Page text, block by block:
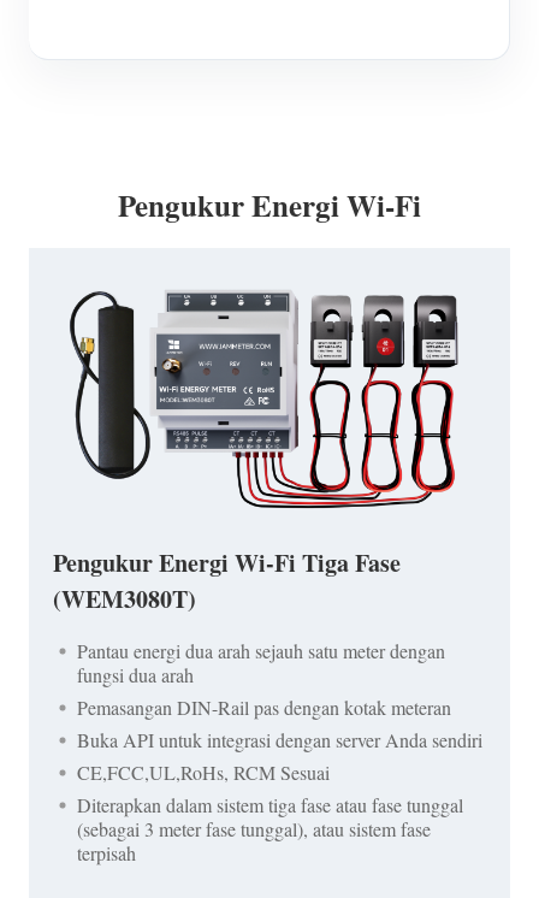
Pengukur Energi Wi-Fi
Pengukur Energi Wi-Fi Tiga Fase
(WEM3080T)
Pantau energi dua arah sejauh satu meter dengan
fungsi dua arah
Pemasangan DIN-Rail pas dengan kotak meteran
Buka API untuk integrasi dengan server Anda sendiri
CE,FCC,UL,RoHs, RCM Sesuai
Diterapkan dalam sistem tiga fase atau fase tunggal
(sebagai 3 meter fase tunggal), atau sistem fase
terpisah